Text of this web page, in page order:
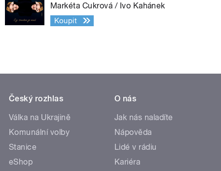
Markéta Cukrová / Ivo Kahánek
Koupit
Český rozhlas
Válka na Ukrajině
Komunální volby
Stanice
eShop
O nás
Jak nás naladíte
Nápověda
Lidé v rádiu
Kariéra